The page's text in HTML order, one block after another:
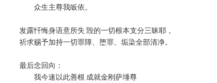
众生主尊我皈依。
发露忏悔身语意所失 毁的一切根本支分三昧耶，
祈求赐予加持一切罪障、堕罪、垢染全部清净。
最后念回向：
我今速以此善根 成就金刚萨埵尊